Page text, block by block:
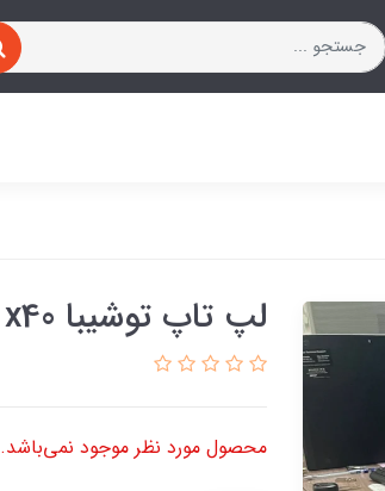
لپ تاپ توشیبا x40
محصول مورد نظر موجود نمی‌باشد.